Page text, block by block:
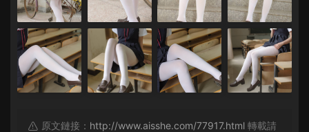
原文鏈接： http://www.aisshe.com/77917.html 轉載請